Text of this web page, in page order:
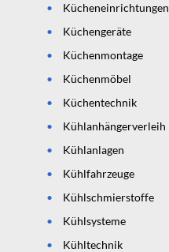
Kücheneinrichtungen
Küchengeräte
Küchenmontage
Küchenmöbel
Küchentechnik
Kühlanhängerverleih
Kühlanlagen
Kühlfahrzeuge
Kühlschmierstoffe
Kühlsysteme
Kühltechnik